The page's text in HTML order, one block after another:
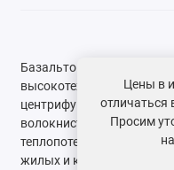
Базальтовый утеплитель
высокотехнологичный
центрифугирования
волокнистая структура
теплопотерь, позволяя
жилых и коммерческих
Цены в
отличаться
Просим